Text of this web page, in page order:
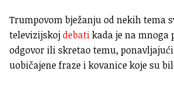
Trumpovom bježanju od nekih tema
televizijskojdebatikada je na mnoga
odgovor ili skretao temu,
uobičajene fraze i kovanice koje su